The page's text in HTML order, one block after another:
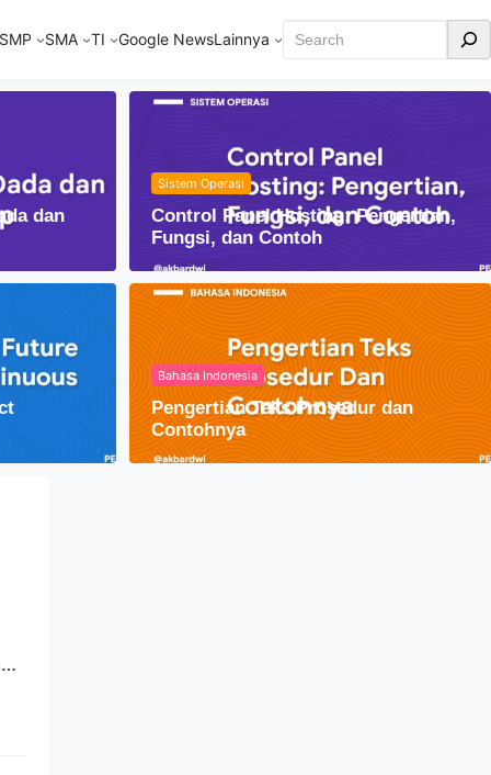
SMP SMA TI Google NewsLainnya Cari
Kehidupan Sehari-hari
dan
Sistem Operasi
Control Panel Hosting: Pengertian,
Fungsi, dan Contoh
Bahasa Indonesia
Pengertian Teks Prosedur dan
Contohnya